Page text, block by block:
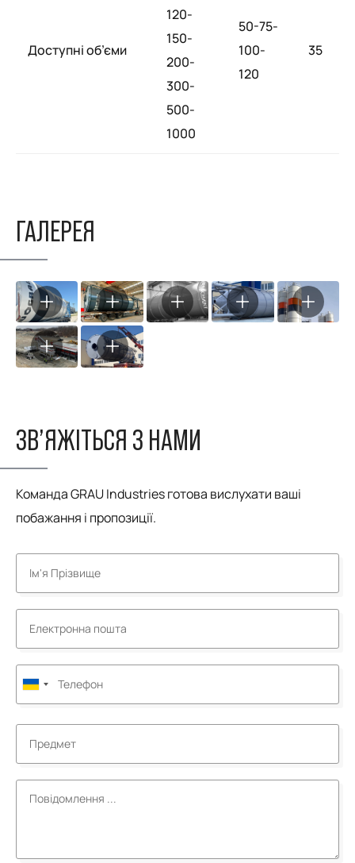
Доступні об’єми
120-
150-
200-
300-
500-
1000
50-75-
100-
120
35
ГАЛЕРЕЯ
ЗВ’ЯЖІТЬСЯ З НАМИ
Команда GRAU Industries готова вислухати ваші
побажання і пропозиції.
Ukraine
+380